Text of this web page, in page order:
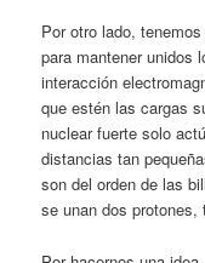
Por otro lado,
para mantener unidos
interacción
que estén las cargas
nuclear fuerte solo
distancias tan
son del orden de las
se unan dos